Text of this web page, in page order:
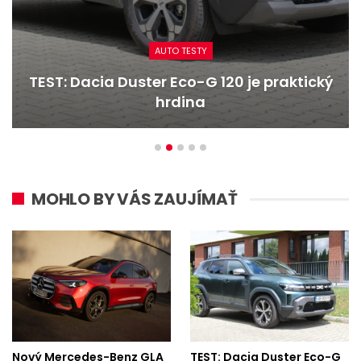
AUTO TESTY
Eco-G 120 je praktický
hrdina
TEST: Ford
MOHLO BY VÁS ZAUJÍMAŤ
Nový Mercedes-Benz GLA TEST: Dacia Duster Eco-G